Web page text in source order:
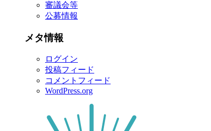
審議会等
公募情報
メタ情報
ログイン
投稿フィード
コメントフィード
WordPress.org